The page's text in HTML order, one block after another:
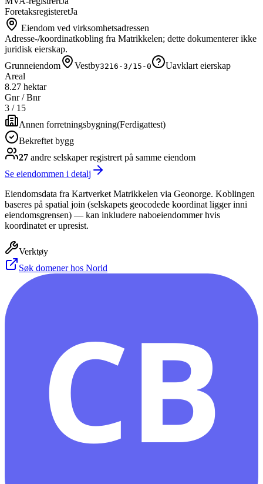
ForetaksregisteretJa
Eiendom ved virksomhetsadressen
Adresse-/koordinatkobling fra Matrikkelen; dette dokumenterer ikke
juridisk eierskap.
Grunneiendom
Vestby3216-3/15-0
Uavklart eierskap
Areal
8.27 hektar
Gnr / Bnr
3 / 15
Annen forretningsbygning(Ferdigattest)
Bekreftet bygg
27 andre selskaperregistrert på samme eiendom
Se eiendommen i detalj
Eiendomsdata fra Kartverket Matrikkelen via Geonorge. Koblingen
baseres på spatial join (selskapets geocodede koordinat ligger inni
eiendomsgrensen) — kan inkludere naboeiendommer hvis
koordinatet er upresist.
Verktøy
Søk domener hos Norid
CB